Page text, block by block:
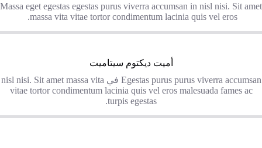
Massa eget egestas egestas purus viverra accumsan in nisl nisi. Sit amet
massa vita vitae tortor condimentum lacinia quis vel eros.
أميت ديكتوم سيتاميت
Egestas purus purus viverra accumsan في nisl nisi. Sit amet massa vita
vitae tortor condimentum lacinia quis vel eros malesuada fames ac
turpis egestas.